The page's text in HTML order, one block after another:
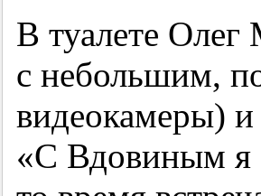
В туалете
с небольшим,
видеокамеры) и
«С Вдовиным я